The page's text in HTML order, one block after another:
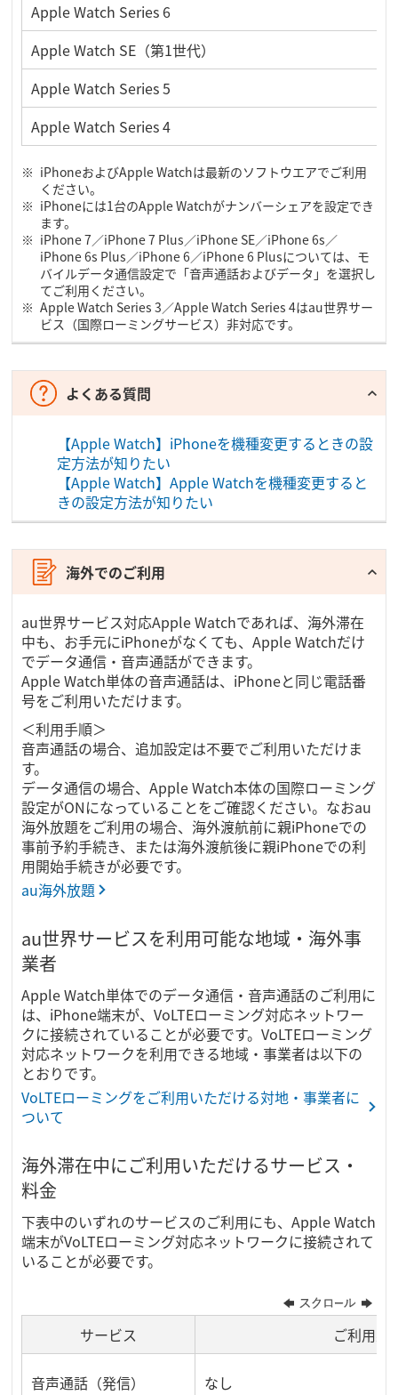
Apple Watch Series 6
Apple Watch SE（第1世代）
Apple Watch Series 5
Apple Watch Series 4
iPhoneおよびApple Watchは最新のソフトウエアでご利用
ください。
iPhoneには1台のApple Watchがナンバーシェアを設定でき
ます。
iPhone 7／iPhone 7 Plus／iPhone SE／iPhone 6s／
iPhone 6s Plus／iPhone 6／iPhone 6 Plusについては、モ
バイルデータ通信設定で「音声通話およびデータ」を選択し
てご利用ください。
Apple Watch Series 3／Apple Watch Series 4はau世界サー
ビス（国際ローミングサービス）非対応です。
よくある質問
【Apple Watch】iPhoneを機種変更するときの設
定方法が知りたい
【Apple Watch】Apple Watchを機種変更すると
きの設定方法が知りたい
海外でのご利用
au世界サービス対応Apple Watchであれば、海外滞在
中も、お手元にiPhoneがなくても、Apple Watchだけ
でデータ通信・音声通話ができます。
Apple Watch単体の音声通話は、iPhoneと同じ電話番
号をご利用いただけます。
＜利用手順＞
音声通話の場合、追加設定は不要でご利用いただけま
す。
データ通信の場合、Apple Watch本体の国際ローミング
設定がONになっていることをご確認ください。なおau
海外放題をご利用の場合、海外渡航前に親iPhoneでの
事前予約手続き、または海外渡航後に親iPhoneでの利
用開始手続きが必要です。
au海外放題
au世界サービスを利用可能な地域・海外事
業者
Apple Watch単体でのデータ通信・音声通話のご利用に
は、iPhone端末が、VoLTEローミング対応ネットワー
クに接続されていることが必要です。VoLTEローミング
対応ネットワークを利用できる地域・事業者は以下の
とおりです。
VoLTEローミングをご利用いただける対地・事業者に
ついて
海外滞在中にご利用いただけるサービス・
料金
下表中のいずれのサービスのご利用にも、Apple Watch
端末がVoLTEローミング対応ネットワークに接続されて
いることが必要です。
サービス ご利用条
音声通話（発信） なし